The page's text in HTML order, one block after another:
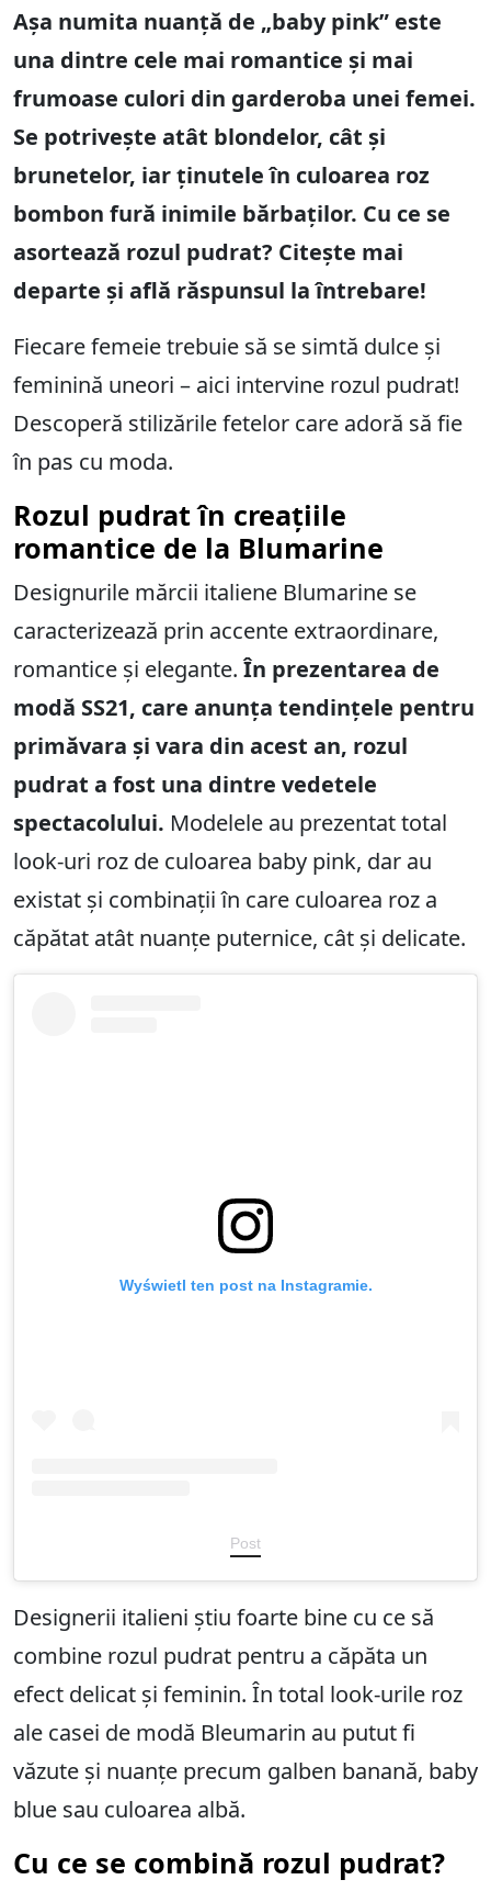
Așa numita nuanță de „baby pink” este
una dintre cele mai romantice și mai
frumoase culori din garderoba unei femei.
Se potrivește atât blondelor, cât și
brunetelor, iar ținutele în culoarea roz
bombon fură inimile bărbaților. Cu ce ​​se
asortează rozul pudrat? Citește mai
departe și află răspunsul la întrebare!
Fiecare femeie trebuie să se simtă dulce și
feminină uneori – aici intervine rozul pudrat!
Descoperă stilizările fetelor care adoră să fie
în pas cu moda.
Rozul pudrat în creațiile
romantice de la Blumarine
Designurile mărcii italiene Blumarine se
caracterizează prin accente extraordinare,
romantice și elegante.În prezentarea de
modă SS21, care anunța tendințele pentru
primăvara și vara din acest an, rozul
pudrat a fost una dintre vedetele
spectacolului. Modelele au prezentat total
look-uri roz de culoarea baby pink, dar au
existat și combinații în care culoarea roz a
căpătat atât nuanțe puternice, cât și delicate.
Wyświetl ten post na Instagramie.
Post
Designerii italieni știu foarte bine cu ce să
combine rozul pudrat pentru a căpăta un
efect delicat și feminin. În total look-urile roz
ale casei de modă Bleumarin au putut fi
văzute și nuanțe precum galben banană, baby
blue sau culoarea albă.
Cu ce se combină rozul pudrat?